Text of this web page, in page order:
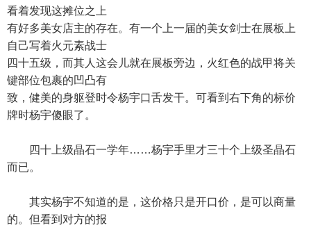
看着发现这摊位之上
有好多美女店主的存在。有一个上一届的美女剑士在展板上
自己写着火元素战士
四十五级，而其人这会儿就在展板旁边，火红色的战甲将关
键部位包裹的凹凸有
致，健美的身躯登时令杨宇口舌发干。可看到右下角的标价
牌时杨宇傻眼了。
四十上级晶石一学年……杨宇手里才三十个上级圣晶石
而已。
其实杨宇不知道的是，这价格只是开口价，是可以商量
的。但看到对方的报